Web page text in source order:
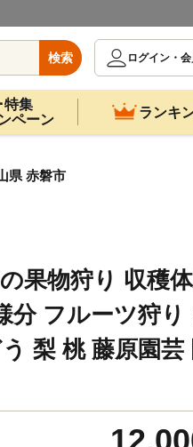
検索
ログイン・
特集
ペーン
ランキ
県 赤磐市
果物狩り 収穫
分 フルーツ狩り
梨 桃 藤原園芸